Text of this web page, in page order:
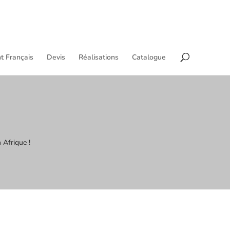
Français Devis Réalisations Catalogue
Afrique !